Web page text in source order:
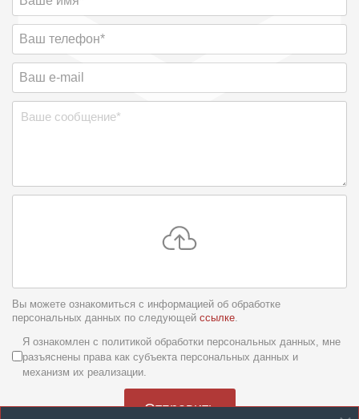
Вы можете ознакомиться с информацией об обработке
персональных данных по следующей ссылке.
Условия обслуживания *
Я ознакомлен с политикой обработки персональных данных, мне
разъяснены права как субъекта персональных данных и
механизм их реализации.
Отправить